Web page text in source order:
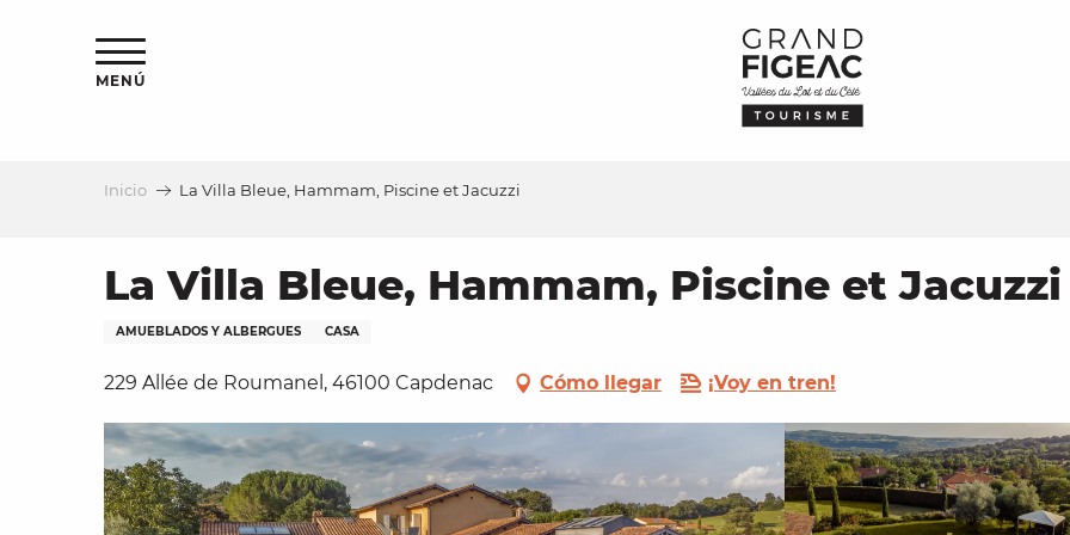
MENÚ
Inicio La Villa Bleue, Hammam, Piscine et Jacuzzi
La Villa Bleue, Hammam, Piscine et Jacuzzi
AMUEBLADOS Y ALBERGUES CASA
229 Allée de Roumanel, 46100 Capdenac Cómo llegar ¡Voy en tren!